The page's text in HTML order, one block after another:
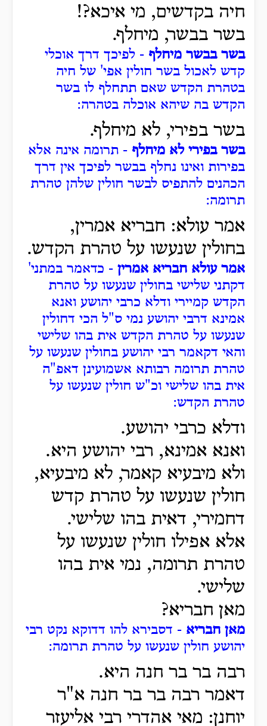
חיה בקדשים, מי איכא?!
בשר בבשר, מיחלף.
בשר בבשר מיחלף - לפיכך דרך אוכלי
קדש לאכול בשר חולין אפי' של חיה
בטהרת הקדש שאם תתחלף לו בשר
הקדש בה שיהא אוכלה בטהרה:
בשר בפירי, לא מיחלף.
בשר בפירי לא מיחלף - תרומה אינה אלא
בפירות ואינו נחלף בבשר לפיכך אין דרך
הכהנים להתפיס לבשר חולין שלהן טהרת
תרומה:
אמר עולא: חבריא אמרין,
בחולין שנעשו על טהרת הקדש.
אמר עולא חבריא אמרין - כדאמר במתני'
דקתני שלישי בחולין שנעשו על טהרת
הקדש קמיירי ודלא כרבי יהושע ואנא
אמינא דרבי יהושע נמי ס"ל הכי דחולין
שנעשו על טהרת הקדש אית בהו שלישי
והאי דקאמר רבי יהושע בחולין שנעשו על
טהרת תרומה רבותא אשמועינן דאפ"ה
אית בהו שלישי וכ"ש חולין שנעשו על
טהרת הקדש:
ודלא כרבי יהושע.
ואנא אמינא, רבי יהושע היא.
ולא מיבעיא קאמר, לא מיבעיא,
חולין שנעשו על טהרת קדש
דחמירי, דאית בהו שלישי.
אלא אפילו חולין שנעשו על
טהרת תרומה, נמי אית בהו
שלישי.
מאן חבריא?
מאן חבריא - דסבירא להו דדוקא נקט רבי
יהושע חולין שנעשו על טהרת תרומה:
רבה בר בר חנה היא.
דאמר רבה בר בר חנה א"ר
יוחנן: מאי אהדרי רבי אליעזר